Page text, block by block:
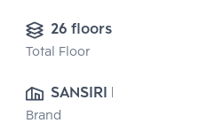
26 floors
Total Floor
SANSIRI PUBLIC
CO., LTD.
Brand